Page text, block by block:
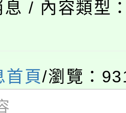
日，桃園電
園市運動會8/
/ 內容類型
首頁/瀏覽：